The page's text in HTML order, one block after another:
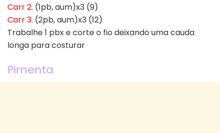
Carr 2. (1pb, aum)x3 (9)
Carr 3. (2pb, aum)x3 (12)
Trabalhe 1 pbx e corte o fio deixando uma cauda
longa para costurar
Pimenta